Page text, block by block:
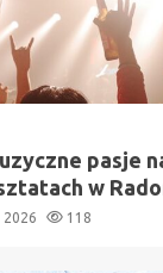
pasje
w
2026 118